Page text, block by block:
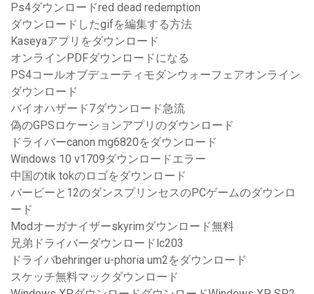
Ps4ダウンロードred dead redemption
ダウンロードしたgifを編集する方法
Kaseyaアプリをダウンロード
オンラインPDFダウンロードになる
PS4コールオブデューティモダンウォーフェアオンライン
ダウンロード
バイオハザード7ダウンロード急流
偽のGPSロケーションアプリのダウンロード
ドライバーcanon mg6820をダウンロード
Windows 10 v1709ダウンロードエラー
中国のtik tokのロゴをダウンロード
バービーと12のダンスプリンセスのPCゲームのダウンロ
ード
Modオーガナイザーskyrimダウンロード無料
兄弟ドライバーダウンロードlc203
ドライバbehringer u-phoria um2をダウンロード
スケッチ無料マックダウンロード